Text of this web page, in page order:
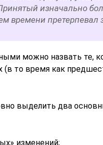
изначально
времени
можно назвать те,
(в то время как
выделить два
изменений;